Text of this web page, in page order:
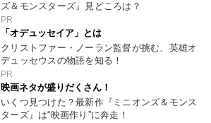
ズ＆モンスターズ』見どころは？
PR
「オデュッセイア」とは
クリストファー・ノーラン監督が挑む、英雄オ
デュッセウスの物語を知る！
PR
映画ネタが盛りだくさん！
いくつ見つけた？最新作『ミニオンズ＆モンス
ターズ』は“映画作り”に奔走！